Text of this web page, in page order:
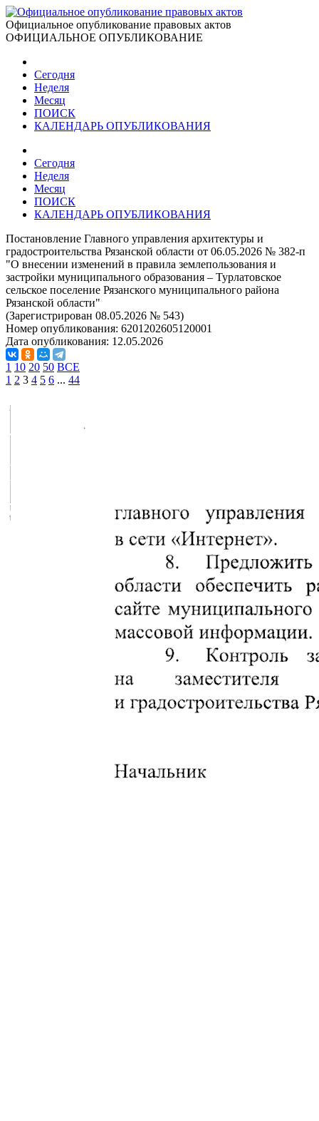
Официальное опубликование правовых актов
ОФИЦИАЛЬНОЕ ОПУБЛИКОВАНИЕ
Сегодня
Неделя
Месяц
ПОИСК
КАЛЕНДАРЬ ОПУБЛИКОВАНИЯ
Сегодня
Неделя
Месяц
ПОИСК
КАЛЕНДАРЬ ОПУБЛИКОВАНИЯ
Постановление Главного управления архитектуры и
градостроительства Рязанской области от 06.05.2026 № 382-п
"О внесении изменений в правила землепользования и
застройки муниципального образования – Турлатовское
сельское поселение Рязанского муниципального района
Рязанской области"
(Зарегистрирован 08.05.2026 № 543)
Номер опубликования: 6201202605120001
Дата опубликования: 12.05.2026
1 10 20 50 ВСЕ
1 2 3 4 5 6 ... 44